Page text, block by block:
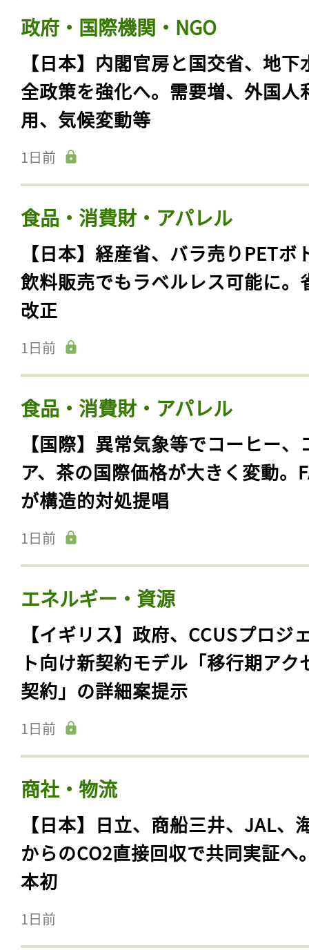
政府・国際機関・NGO
【日本】内閣官房と国交省、地下
全政策を強化へ。需要増、外国人
用、気候変動等
1日前
食品・消費財・アパレル
【日本】経産省、バラ売りPETボ
飲料販売でもラベルレス可能に。
改正
1日前
食品・消費財・アパレル
【国際】異常気象等でコーヒー、
ア、茶の国際価格が大きく変動。
が構造的対処提唱
1日前
エネルギー・資源
【イギリス】政府、CCUSプロジ
ト向け新契約モデル「移行期アク
契約」の詳細案提示
1日前
商社・物流
【日本】日立、商船三井、JAL、
からのCO2直接回収で共同実証へ
本初
1日前